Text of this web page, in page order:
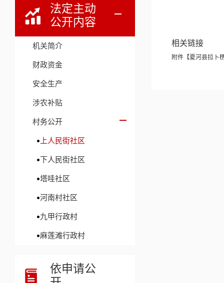
法定主动
公开内容
机关简介
财政资金
安全生产
涉农补贴
村务公开
上人民街社区
下人民街社区
塔哇社区
河南村社区
九甲行政村
麻莲滩行政村
依申请公
相关链接
附件【夏河县拉卜